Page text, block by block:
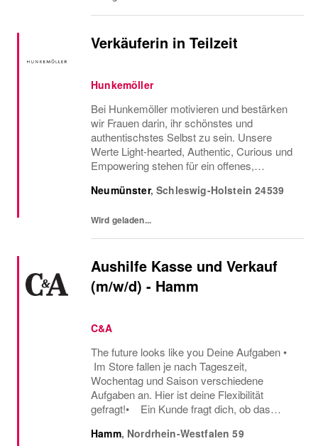
Verkäuferin in Teilzeit
Hunkemöller
Bei Hunkemöller motivieren und bestärken
wir Frauen darin, ihr schönstes und
authentischstes Selbst zu sein. Unsere
Werte Light-hearted, Authentic, Curious und
Empowering stehen für ein offenes,
Neugier, Vertrauen und persönliches
Neumünster,Schleswig-Holstein 24539
Wird geladen...
Aushilfe Kasse und Verkauf
(m/w/d) - Hamm
C&A
The future looks like you Deine Aufgaben •
Im Store fallen je nach Tageszeit,
Wochentag und Saison verschiedene
Aufgaben an. Hier ist deine Flexibilität
gefragt!• Ein Kunde fragt dich, ob das
Größe verfügbar ist oder welcher Gürtel gut
Hamm, Nordrhein-Westfalen 59